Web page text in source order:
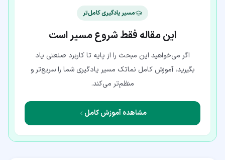
مسیر یادگیری کامل‌تر
این مقاله فقط شروع مسیر است
اگر می‌خواهید این مبحث را از پایه تا کاربرد صنعتی یاد
بگیرید، آموزش کامل نماتک مسیر یادگیری شما را سریع‌تر و
منظم‌تر می‌کند.
مشاهده آموزش کامل